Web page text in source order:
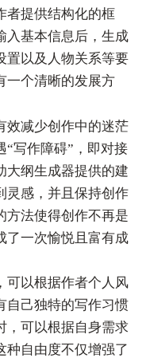
者提供结构化的框
入基本信息后，生成
置以及人物关系等要
一个清晰的发展方
效减少创作中的迷茫
“写作障碍”，即对接
大纲生成器提供的建
灵感，并且保持创作
方法使得创作不再是
了一次愉悦且富有成
可以根据作者个人风
自己独特的写作习惯
，可以根据自身需求
种自由度不仅增强了